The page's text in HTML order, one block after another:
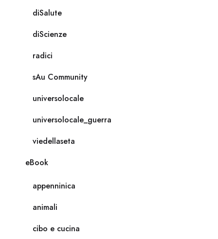
diSalute
diScienze
radici
sAu Community
universolocale
universolocale_guerra
viedellaseta
eBook
appenninica
animali
cibo e cucina